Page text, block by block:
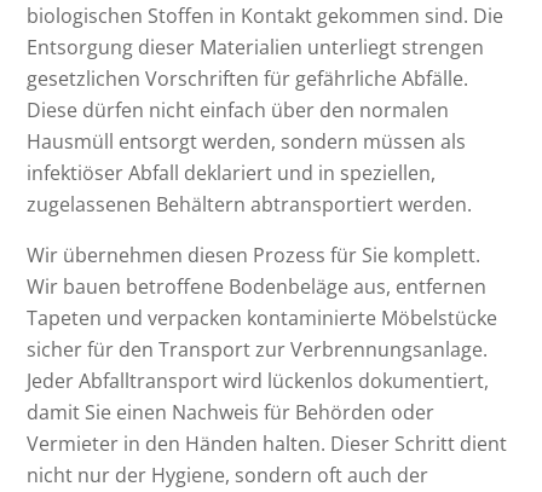
biologischen Stoffen in Kontakt gekommen sind. Die
Entsorgung dieser Materialien unterliegt strengen
gesetzlichen Vorschriften für gefährliche Abfälle.
Diese dürfen nicht einfach über den normalen
Hausmüll entsorgt werden, sondern müssen als
infektiöser Abfall deklariert und in speziellen,
zugelassenen Behältern abtransportiert werden.
Wir übernehmen diesen Prozess für Sie komplett.
Wir bauen betroffene Bodenbeläge aus, entfernen
Tapeten und verpacken kontaminierte Möbelstücke
sicher für den Transport zur Verbrennungsanlage.
Jeder Abfalltransport wird lückenlos dokumentiert,
damit Sie einen Nachweis für Behörden oder
Vermieter in den Händen halten. Dieser Schritt dient
nicht nur der Hygiene, sondern oft auch der